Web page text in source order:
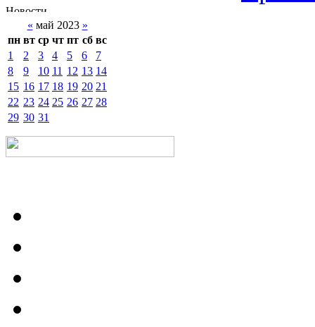
« май 2023 »
пн вт ср чт пт сб вс
1
2 3 4 5 6
7
8
9 10 11 12 13 14
15 16 17 18 19 20 21
22 23 24 25 26 27 28
29 30 31